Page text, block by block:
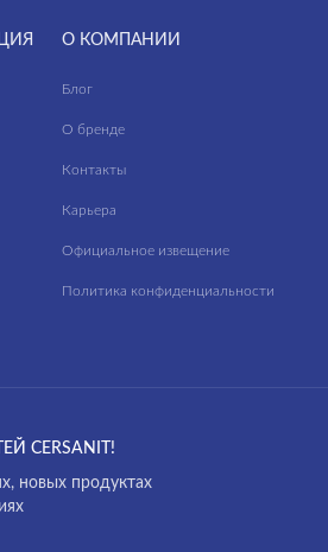
О КОМПАНИИ
Блог
О бренде
Контакты
Карьера
Официальное извещение
Политика конфиденциальности
CERSANIT!
новых продуктах